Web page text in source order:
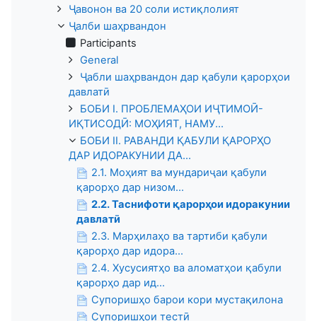
Ҷавонон ва 20 соли истиқлолият
Ҷалби шаҳрвандон
Participants
General
Ҷабли шаҳрвандон дар қабули қарорҳои
давлатӣ
БОБИ I. ПРОБЛЕМАҲОИ ИҶТИМОӢ-
ИҚТИСОДӢ: МОҲИЯТ, НАМУ...
БОБИ II. РАВАНДИ ҚАБУЛИ ҚАРОРҲО
ДАР ИДОРАКУНИИ ДА...
2.1. Моҳият ва мундариҷаи қабули
қарорҳо дар низом...
2.2. Таснифоти қарорҳои идоракунии
давлатӣ
2.3. Марҳилаҳо ва тартиби қабули
қарорҳо дар идора...
2.4. Хусусиятҳо ва аломатҳои қабули
қарорҳо дар ид...
Супоришҳо барои кори мустақилона
Супоришҳои тестӣ